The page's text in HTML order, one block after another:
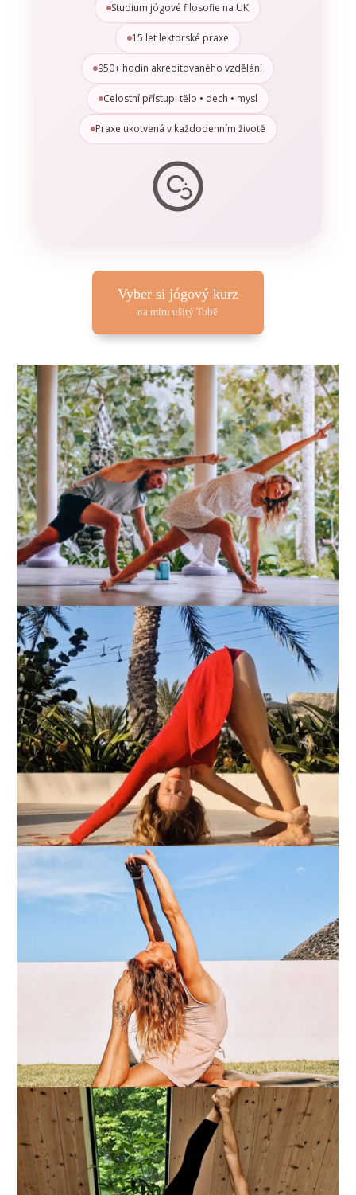
Studium jógové filosofie na UK
15 let lektorské praxe
950+ hodin akreditovaného vzdělání
Celostní přístup: tělo • dech • mysl
Praxe ukotvená v každodenním životě
Vyber si jógový kurz
na míru ušitý Tobě